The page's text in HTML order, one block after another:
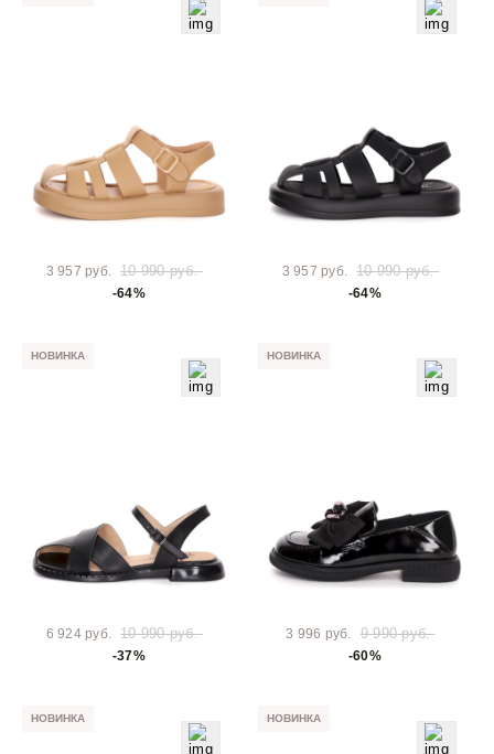
3 957 руб. 10 990 руб.
-64%
3 957 руб. 10 990 руб.
-64%
НОВИНКА
6 924 руб. 10 990 руб.
-37%
НОВИНКА
3 996 руб. 9 990 руб.
-60%
НОВИНКА НОВИНКА